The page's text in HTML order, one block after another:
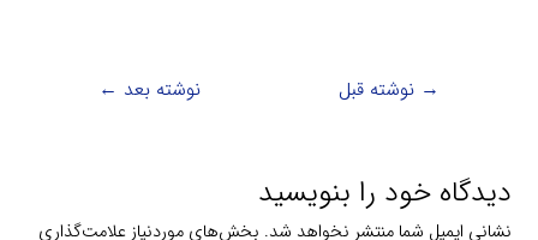
→ نوشته قبل نوشته بعد ←
دیدگاه‌ خود را بنویسید
نشانی ایمیل شما منتشر نخواهد شد. بخش‌های موردنیاز علامت‌گذاری